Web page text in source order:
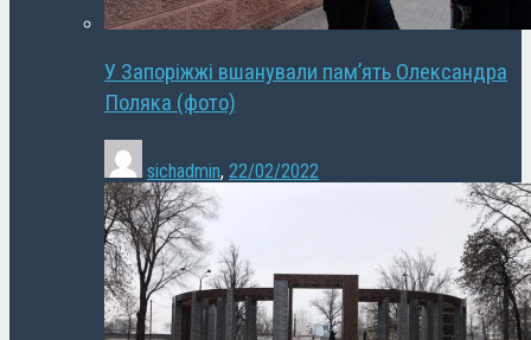
У Запоріжжі вшанували пам’ять Олександра
Поляка (фото)
sichadmin, 22/02/2022